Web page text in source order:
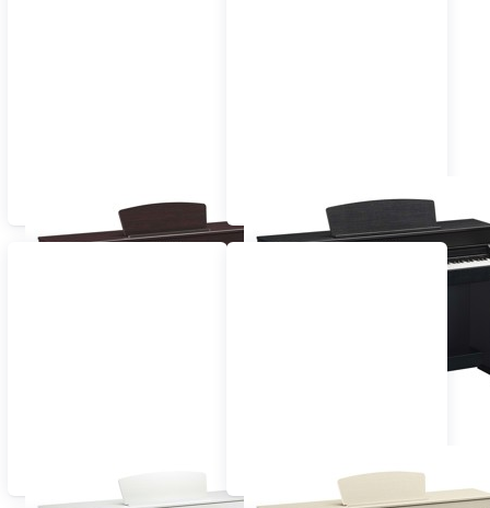
und ganz Ihren Anforderungen entsprechen muss?
Vielleicht haben Sie sogar bereits eine bestimmte
übersichtlich nach ihrer Gehäusefarbe sortiert. So
Gehäusefarben und die entsprechenden Modelle
Rosenholz Schwarz Matt
Esche Weiß